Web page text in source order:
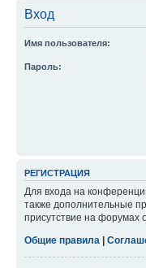
Вход
Имя пользователя:
Пароль:
РЕГИСТРАЦИЯ
Для входа на
также дополнительные
присутствие на форумах
Общие правила